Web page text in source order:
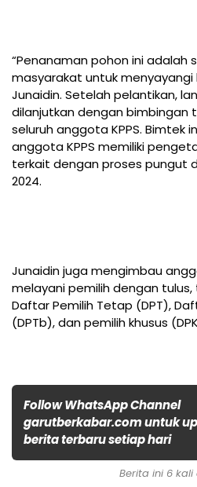
“Penanaman pohon ini adalah
masyarakat untuk menyayangi
Junaidin. Setelah pelantikan,
dilanjutkan dengan bimbingan
seluruh anggota KPPS. Bimtek
anggota KPPS memiliki
terkait dengan proses pungut
2024.
Junaidin juga mengimbau
melayani pemilih dengan
Daftar Pemilih Tetap (DPT),
(DPTb), dan pemilih khusus
Follow WhatsApp Channel
garutberkabar.com untuk
berita terbaru setiap hari
Berita ini 6